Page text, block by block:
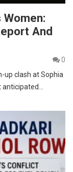
And
0
up clash at Sophia